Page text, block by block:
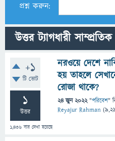
প্রশ্ন করুন:
উত্তর ট্যাগধারী
+1
টি ভোট
1
উত্তর
1,436 বার দেখা হয়েছে
নরওয়ে দেশে
হয় তাহলে
রোজা থাকে?
24 জুন 2022 "পরিবেশ"
Reyajur Rahman (